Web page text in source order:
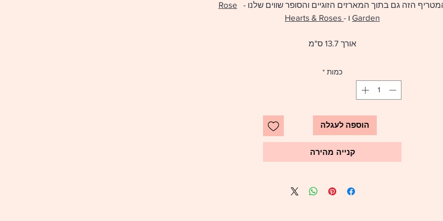
הזה גם בתוך המארזים הזוגיים והסופר שווים שלנו - Rose
Garden ו -
אורך 13.7 ס"מ
כמות *
הוספה לעגלה
קנייה מהירה